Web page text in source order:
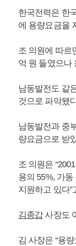
한국전력은 한
에 용량요금을
조 의원에 따르
억 원 들였으나
남동발전도 같
것으로 파악됐
남동발전과 중
량요금으로 받
조 의원은
용의 55%, 가
지원하고 있다”
김종갑사장도
김 사장은 “용